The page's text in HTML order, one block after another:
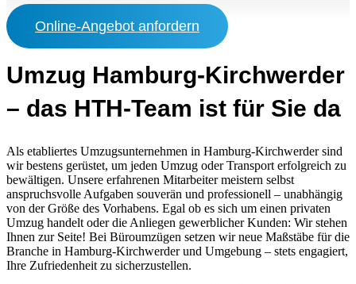
Online-Angebot anfordern
Umzug Hamburg-Kirchwerder
– das HTH-Team ist für Sie da
Als etabliertes Umzugsunternehmen in Hamburg-Kirchwerder sind
wir bestens gerüstet, um jeden Umzug oder Transport erfolgreich zu
bewältigen. Unsere erfahrenen Mitarbeiter meistern selbst
anspruchsvolle Aufgaben souverän und professionell – unabhängig
von der Größe des Vorhabens. Egal ob es sich um einen privaten
Umzug handelt oder die Anliegen gewerblicher Kunden: Wir stehen
Ihnen zur Seite! Bei Büroumzügen setzen wir neue Maßstäbe für die
Branche in Hamburg-Kirchwerder und Umgebung – stets engagiert,
Ihre Zufriedenheit zu sicherzustellen.